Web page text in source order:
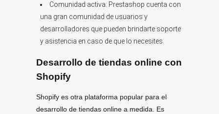
Comunidad activa: Prestashop cuenta con
una gran comunidad de usuarios y
desarrolladores que pueden brindarte soporte
y asistencia en caso de que lo necesites.
Desarrollo de tiendas online con
Shopify
Shopify es otra plataforma popular para el
desarrollo de tiendas online a medida. Es